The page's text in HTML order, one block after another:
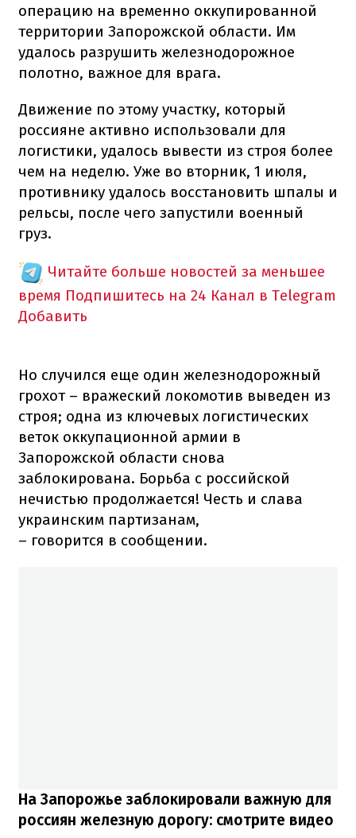
операцию на временно оккупированной
территории Запорожской области. Им
удалось разрушить железнодорожное
полотно, важное для врага.
Движение по этому участку, который
россияне активно использовали для
логистики, удалось вывести из строя более
чем на неделю. Уже во вторник, 1 июля,
противнику удалось восстановить шпалы и
рельсы, после чего запустили военный
груз.
Читайте больше новостей за меньшее
время Подпишитесь на 24 Канал в Telegram
Добавить
Но случился еще один железнодорожный
грохот – вражеский локомотив выведен из
строя; одна из ключевых логистических
веток оккупационной армии в
Запорожской области снова
заблокирована. Борьба с российской
нечистью продолжается! Честь и слава
украинским партизанам,
– говорится в сообщении.
На Запорожье заблокировали важную для
россиян железную дорогу: смотрите видео